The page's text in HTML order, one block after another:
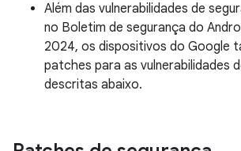
Além das vulnerabilidades de
no Boletim de segurança do
2024, os dispositivos do Google
patches para as vulnerabilidades
descritas abaixo.